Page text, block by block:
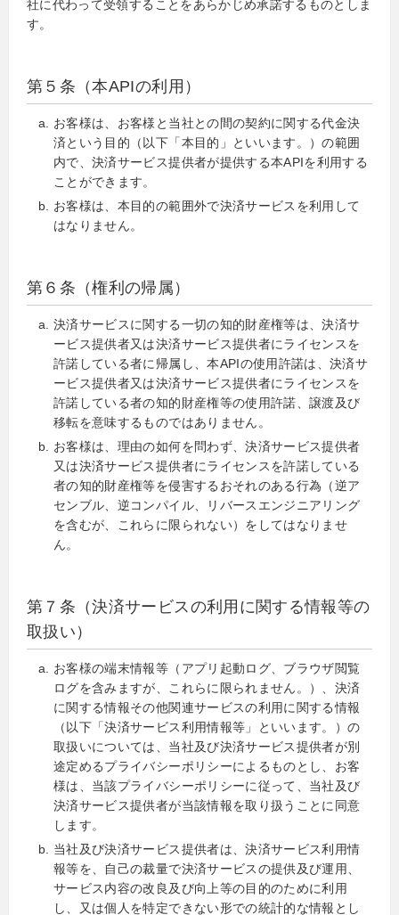
社に代わって受領することをあらかじめ承諾するものとしま
す。
第５条（本APIの利用）
お客様は、お客様と当社との間の契約に関する代金決
済という目的（以下「本目的」といいます。）の範囲
内で、決済サービス提供者が提供する本APIを利用する
ことができます。
お客様は、本目的の範囲外で決済サービスを利用して
はなりません。
第６条（権利の帰属）
決済サービスに関する一切の知的財産権等は、決済サ
ービス提供者又は決済サービス提供者にライセンスを
許諾している者に帰属し、本APIの使用許諾は、決済サ
ービス提供者又は決済サービス提供者にライセンスを
許諾している者の知的財産権等の使用許諾、譲渡及び
移転を意味するものではありません。
お客様は、理由の如何を問わず、決済サービス提供者
又は決済サービス提供者にライセンスを許諾している
者の知的財産権等を侵害するおそれのある行為（逆ア
センブル、逆コンパイル、リバースエンジニアリング
を含むが、これらに限られない）をしてはなりませ
ん。
第７条（決済サービスの利用に関する情報等の
取扱い）
お客様の端末情報等（アプリ起動ログ、ブラウザ閲覧
ログを含みますが、これらに限られません。）、決済
に関する情報その他関連サービスの利用に関する情報
（以下「決済サービス利用情報等」といいます。）の
取扱いについては、当社及び決済サービス提供者が別
途定めるプライバシーポリシーによるものとし、お客
様は、当該プライバシーポリシーに従って、当社及び
決済サービス提供者が当該情報を取り扱うことに同意
します。
当社及び決済サービス提供者は、決済サービス利用情
報等を、自己の裁量で決済サービスの提供及び運用、
サービス内容の改良及び向上等の目的のために利用
し、又は個人を特定できない形での統計的な情報とし